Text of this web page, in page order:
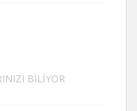
BİLİYOR